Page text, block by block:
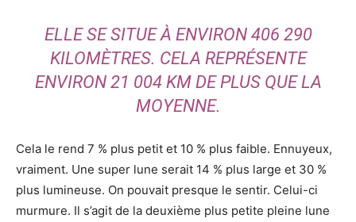
ELLE SE SITUE À ENVIRON 406 290
KILOMÈTRES. CELA REPRÉSENTE
ENVIRON 21 004 KM DE PLUS QUE LA
MOYENNE.
Cela le rend 7 % plus petit et 10 % plus faible. Ennuyeux,
vraiment. Une super lune serait 14 % plus large et 30 %
plus lumineuse. On pouvait presque le sentir. Celui-ci
murmure. Il s’agit de la deuxième plus petite pleine lune